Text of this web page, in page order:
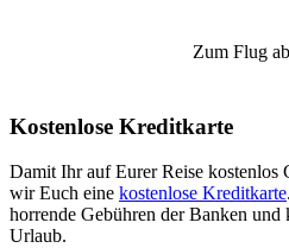
Zum Flug
Kostenlose Kreditkarte
Damit Ihr auf Eurer Reise kostenlos
wir Euch eine kostenlose Kreditkarte
horrende Gebühren der Banken
Urlaub.